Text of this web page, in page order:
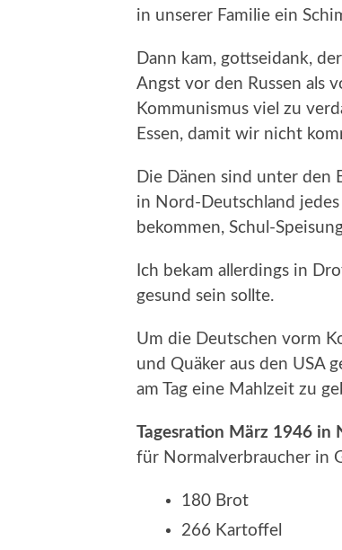
in unserer Familie ein
Dann kam, gottseidank,
Angst vor den Russen als
Kommunismus viel zu
Essen, damit wir nicht
Die Dänen sind unter den
in Nord-Deutschland
bekommen, Schul-
Ich bekam allerdings in
gesund sein sollte.
Um die Deutschen vorm
und Quäker aus den USA
am Tag eine Mahlzeit zu
Tagesration März 1946 in
für Normalverbraucher in
180 Brot
266 Kartoffel